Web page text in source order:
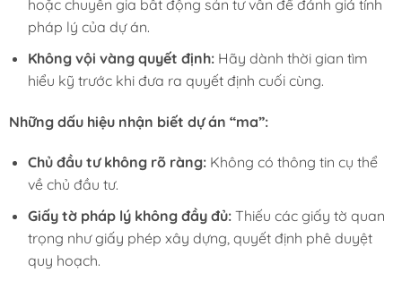
hoặc chuyên gia bất động sản tư vấn để đánh giá tính
pháp lý của dự án.
Không vội vàng quyết định:Hãy dành thời gian tìm
hiểu kỹ trước khi đưa ra quyết định cuối cùng.
Những dấu hiệu nhận biết dự án “ma”:
Chủ đầu tư không rõ ràng:Không có thông tin cụ thể
về chủ đầu tư.
Giấy tờ pháp lý không đầy đủ:Thiếu các giấy tờ quan
trọng như giấy phép xây dựng, quyết định phê duyệt
quy hoạch.